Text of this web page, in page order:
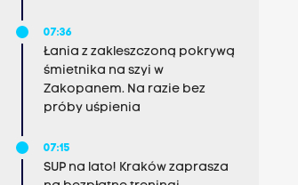
07:36
Łania z zakleszczoną pokrywą
śmietnika na szyi w
Zakopanem. Na razie bez
próby uśpienia
07:15
SUP na lato! Kraków zaprasza